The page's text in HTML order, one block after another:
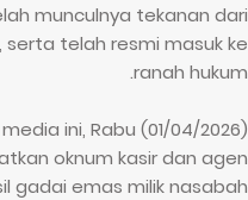
munculnya tekanan dari
telah resmi masuk ke
ranah hukum.
ini, Rabu (01/04/2026)
oknum kasir dan agen
gadai emas milik nasabah